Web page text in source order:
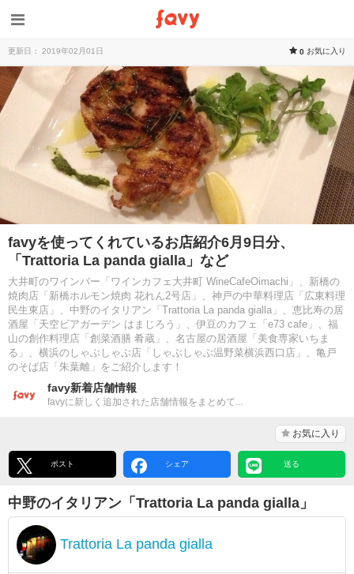
更新日： 2019年02月01日 0 お気に入り
favyを使ってくれているお店紹介6月9日分、
「Trattoria La panda gialla」など
大井町のワインバー「ワインカフェ大井町 WineCafeOimachi」、新橋の
焼肉店「新橋ホルモン焼肉 花れん2号店」、神戸の中華料理店「広東料理
民生東店」、中野のイタリアン「Trattoria La panda gialla」、恵比寿の居
酒屋「天空ビアガーデン はまじろう」、伊豆のカフェ「e73 cafe」、福
山の創作料理店「創菜酒膳 肴蔵」、名古屋の居酒屋「美食専家いちま
る」、横浜のしゃぶしゃぶ店「しゃぶしゃぶ温野菜横浜西口店」、亀戸
のそば店「朱葉離」をご紹介します！
favy新着店舗情報
favyに新しく追加された店舗情報をまとめて...
お気に入り
ポスト シェア 送る
中野のイタリアン「Trattoria La panda gialla」
Trattoria La panda gialla